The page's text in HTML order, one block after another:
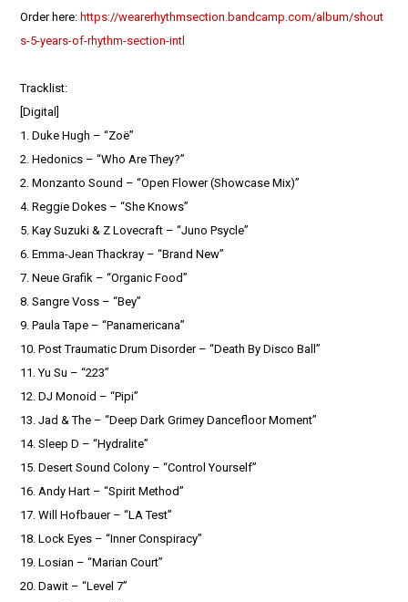
Order here: https://wearerhythmsection.bandcamp.com/album/shout
s-5-years-of-rhythm-section-intl
Tracklist:
[Digital]
1. Duke Hugh – “Zoë”
2. Hedonics – “Who Are They?”
2. Monzanto Sound – “Open Flower (Showcase Mix)”
4. Reggie Dokes – “She Knows”
5. Kay Suzuki & Z Lovecraft – “Juno Psycle”
6. Emma-Jean Thackray – “Brand New”
7. Neue Grafik – “Organic Food”
8. Sangre Voss – “Bey”
9. Paula Tape – “Panamericana”
10. Post Traumatic Drum Disorder – “Death By Disco Ball”
11. Yu Su – “223”
12. DJ Monoid – “Pipi”
13. Jad & The – “Deep Dark Grimey Dancefloor Moment”
14. Sleep D – “Hydralite”
15. Desert Sound Colony – “Control Yourself”
16. Andy Hart – “Spirit Method”
17. Will Hofbauer – “LA Test”
18. Lock Eyes – “Inner Conspiracy”
19. Losian – “Marian Court”
20. Dawit – “Level 7”